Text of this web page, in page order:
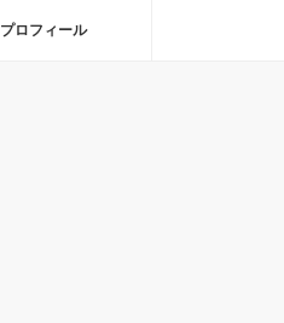
プロフィール